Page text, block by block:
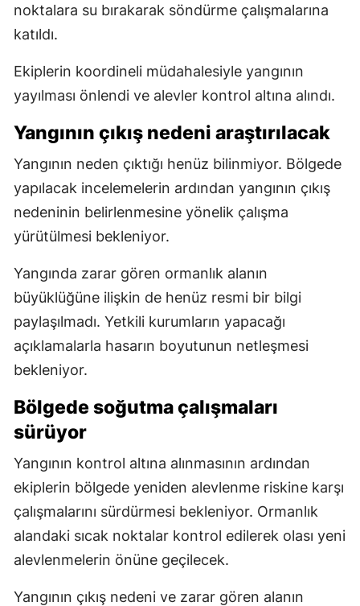
noktalara su bırakarak söndürme çalışmalarına
katıldı.
Ekiplerin koordineli müdahalesiyle yangının
yayılması önlendi ve alevler kontrol altına alındı.
Yangının çıkış nedeni araştırılacak
Yangının neden çıktığı henüz bilinmiyor. Bölgede
yapılacak incelemelerin ardından yangının çıkış
nedeninin belirlenmesine yönelik çalışma
yürütülmesi bekleniyor.
Yangında zarar gören ormanlık alanın
büyüklüğüne ilişkin de henüz resmi bir bilgi
paylaşılmadı. Yetkili kurumların yapacağı
açıklamalarla hasarın boyutunun netleşmesi
bekleniyor.
Bölgede soğutma çalışmaları
sürüyor
Yangının kontrol altına alınmasının ardından
ekiplerin bölgede yeniden alevlenme riskine karşı
çalışmalarını sürdürmesi bekleniyor. Ormanlık
alandaki sıcak noktalar kontrol edilerek olası yeni
alevlenmelerin önüne geçilecek.
Yangının çıkış nedeni ve zarar gören alanın